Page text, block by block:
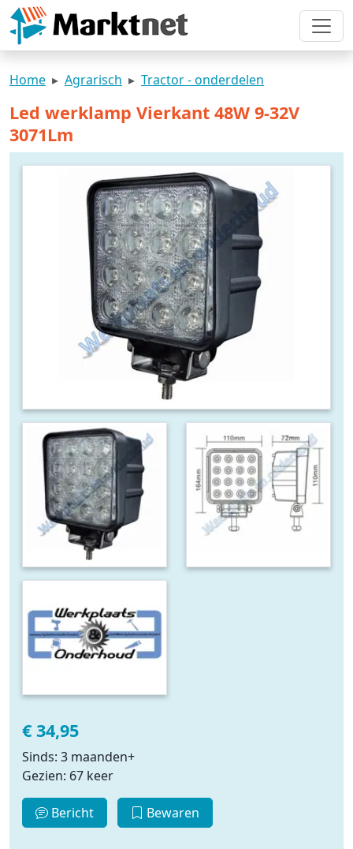
Home Agrarisch Tractor - onderdelen
Led werklamp Vierkant 48W 9-32V
3071Lm
€ 34,95
Sinds: 3 maanden+
Gezien: 67 keer
Bericht Bewaren